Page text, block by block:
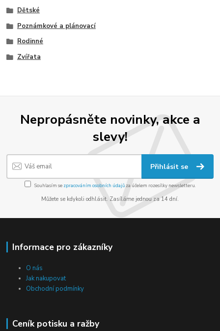
Dětské
Poznámkové a plánovací
Rodinné
Zvířata
Nepropásněte novinky, akce a
slevy!
Přihlásit se
Souhlasím se zpracováním osobních údajůza účelem rozesílky newsletteru.
Můžete se kdykoli odhlásit. Zasíláme jednou za 14 dní.
Informace pro zákazníky
O nás
Jak nakupovat
Obchodní podmínky
Ceník potisku a ražby